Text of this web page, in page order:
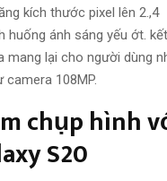
kích thước pixel lên 2.,4
huống ánh sáng yếu ớt.
mang lại cho người dùng
108MP.
chụp hình
S20